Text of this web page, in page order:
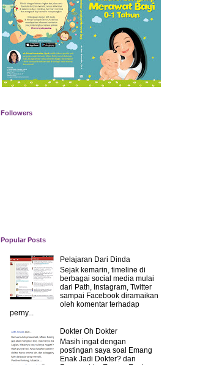
Followers
Popular Posts
Pelajaran Dari Dinda
Sejak kemarin, timeline di
berbagai social media mulai
dari Path, Instagram, Twitter
sampai Facebook diramaikan
oleh komentar terhadap
perny...
Dokter Oh Dokter
Masih ingat dengan
postingan saya soal Emang
Enak Jadi Dokter? dan